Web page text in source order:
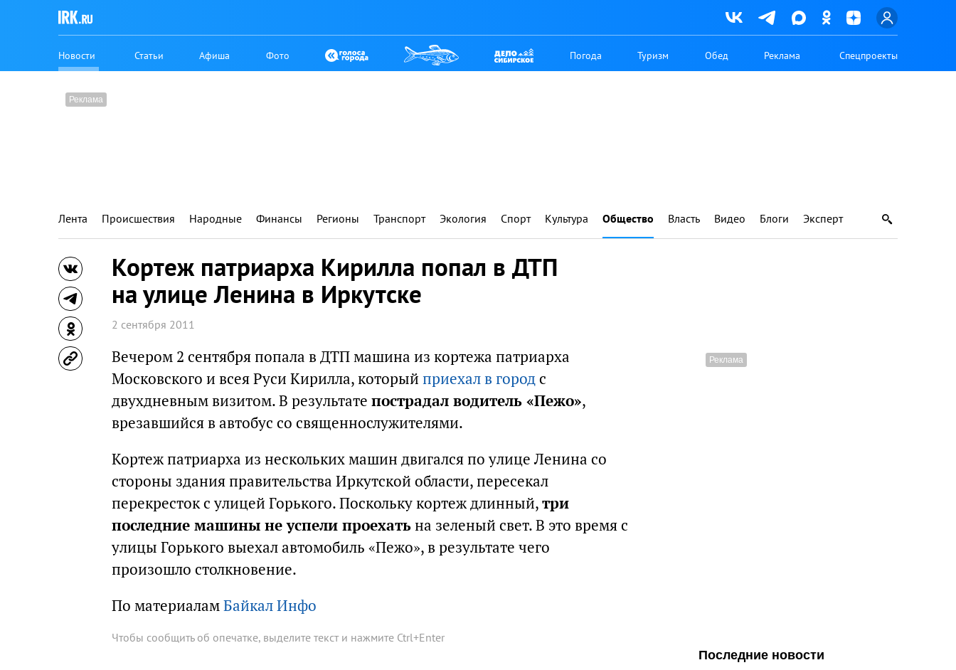
Новости Статьи Афиша Фото Погода Туризм Обед Реклама Спецпроекты
Лента Происшествия Народные Финансы Регионы Транспорт Экология Спорт Культура Общество Власть Видео Блоги Эксперт
Кортеж патриарха Кирилла попал в ДТП
на улице Ленина в Иркутске
2 сентября 2011
Вечером 2 сентября попала в ДТП машина из кортежа патриарха
Московского и всея Руси Кирилла, который приехал в городс
двухдневным визитом. В результате пострадал водитель «Пежо»,
врезавшийся в автобус со священнослужителями.
Кортеж патриарха из нескольких машин двигался по улице Ленина со
стороны здания правительства Иркутской области, пересекал
перекресток с улицей Горького. Поскольку кортеж длинный,три
последние машины не успели проехатьна зеленый свет. В это время с
улицы Горького выехал автомобиль «Пежо», в результате чего
произошло столкновение.
По материаламБайкал Инфо
Чтобы сообщить об опечатке, выделите текст и нажмите Ctrl+Enter
Последние новости